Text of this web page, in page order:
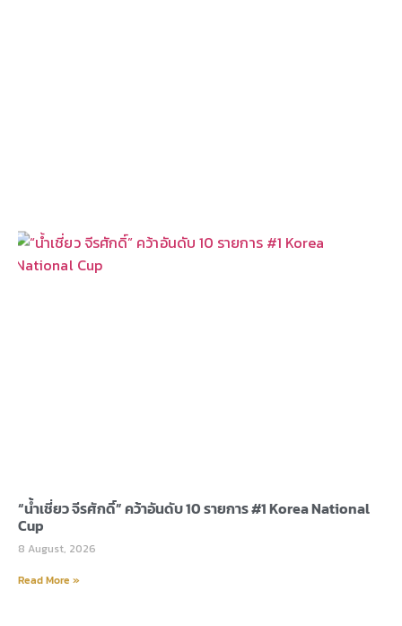
“น้ำเชี่ยว จีรศักดิ์” คว้าอันดับ 10 รายการ #1 Korea National
Cup
8 August, 2026
Read More »